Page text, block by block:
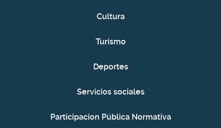
Cultura
Turismo
Deportes
Servicios sociales
Participacion Pública Normativa